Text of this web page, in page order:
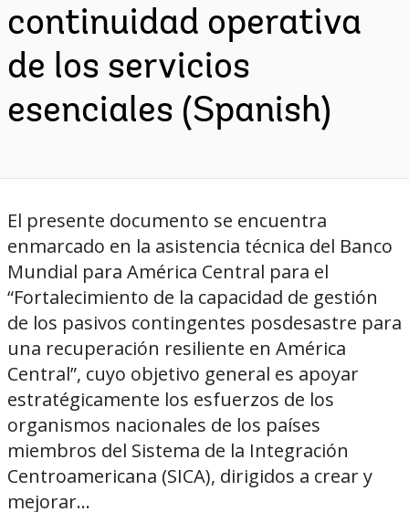
continuidad operativa
de los servicios
esenciales (Spanish)
El presente documento se encuentra
enmarcado en la asistencia técnica del Banco
Mundial para América Central para el
“Fortalecimiento de la capacidad de gestión
de los pasivos contingentes posdesastre para
una recuperación resiliente en América
Central”, cuyo objetivo general es apoyar
estratégicamente los esfuerzos de los
organismos nacionales de los países
miembros del Sistema de la Integración
Centroamericana (SICA), dirigidos a crear y
mejorar...